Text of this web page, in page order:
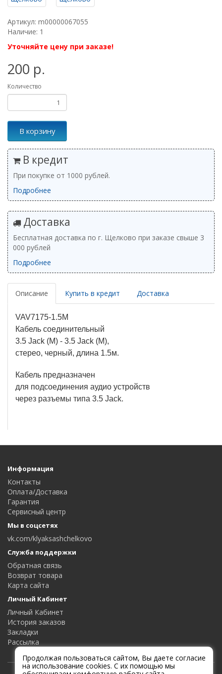
Артикул: m00000067055
Наличие: 1
Уточняйте цену при заказе!
200 р.
Количество
В корзину
В кредит
При покупке от 1000 рублей.
Подробнее
Доставка
Бесплатная доставка по г. Щелково при заказе свыше 3
000 рублей
Подробнее
Описание Купить в кредит Доставка
VAV7175-1.5M
Кабель соединительный
3.5 Jack (M) - 3.5 Jack (M),
стерео, черный, длина 1.5м.
Кабель предназначен
для подсоединения аудио устройств
через разъемы типа 3.5 Jack.
Информация
Контакты
Оплата/Доставка
Гарантия
Сервисный центр
Мы в соцсетях
vk.com/klyaksashchelkovo
Служба поддержки
Обратная связь
Возврат товара
Карта сайта
Личный Кабинет
Личный Кабинет
История заказов
Закладки
Рассылка
Продолжая пользоваться сайтом, Вы даете согласие
на использование cookies. С их помощью мы